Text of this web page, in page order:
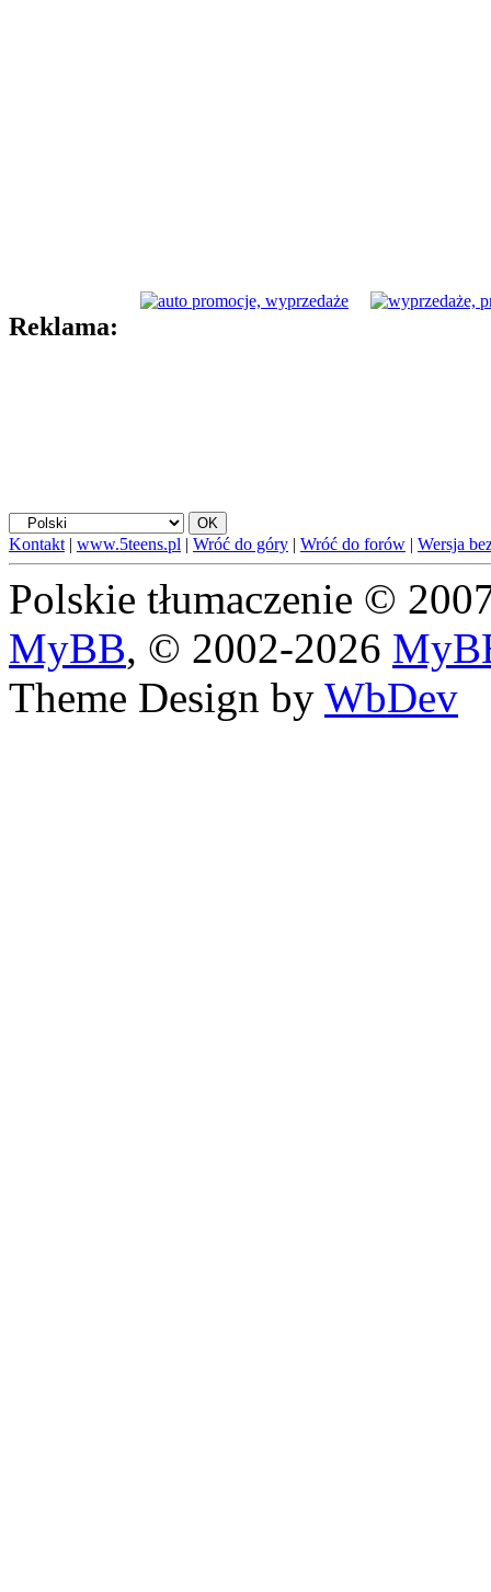
Reklama:
Kontakt | www.5teens.pl | Wróć do góry | Wróć do forów | Wersja
Polskie tłumaczenie ©
MyBB, © 2002-2026
Theme Design by WbDev